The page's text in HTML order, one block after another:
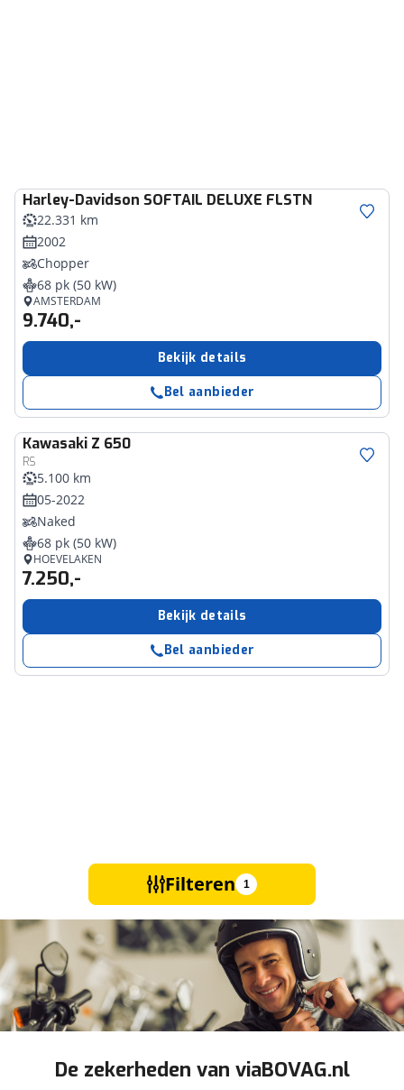
Harley-Davidson SOFTAIL DELUXE FLSTN
22.331 km
2002
Chopper
68 pk (50 kW)
AMSTERDAM
9.740,-
Bekijk details
Bel aanbieder
Kawasaki Z 650
RS
5.100 km
05-2022
Naked
68 pk (50 kW)
HOEVELAKEN
7.250,-
Bekijk details
Bel aanbieder
Filteren 1
De zekerheden van viaBOVAG.nl